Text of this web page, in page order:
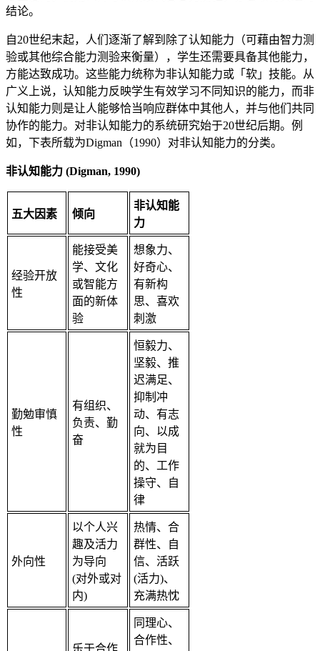
结论。
自20世纪末起，人们逐渐了解到除了认知能力（可藉由智力测
验或其他综合能力测验来衡量），学生还需要具备其他能力，
方能达致成功。这些能力统称为非认知能力或「软」技能。从
广义上说，认知能力反映学生有效学习不同知识的能力，而非
认知能力则是让人能够恰当响应群体中其他人，并与他们共同
协作的能力。对非认知能力的系统研究始于20世纪后期。例
如，下表所载为Digman（1990）对非认知能力的分类。
非认知能力 (Digman, 1990)
五大因素 倾向
非认知能
力
经验开放
性
能接受美
学、文化
或智能方
面的新体
验
想象力、
好奇心、
有新构
思、喜欢
刺激
勤勉审慎
性
有组织、
负责、勤
奋
恒毅力、
坚毅、推
迟满足、
抑制冲
动、有志
向、以成
就为目
的、工作
操守、自
律
外向性
以个人兴
趣及活力
为导向
(对外或对
内)
热情、合
群性、自
信、活跃
(活力)、
充满热忱
乐于合作
同理心、
合作性、